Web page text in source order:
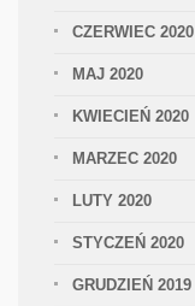
CZERWIEC 2020
MAJ 2020
KWIECIEŃ 2020
MARZEC 2020
LUTY 2020
STYCZEŃ 2020
GRUDZIEŃ 2019